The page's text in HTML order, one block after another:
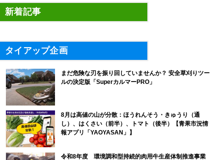
新着記事
タイアップ企画
まだ危険な刃を振り回していませんか？ 安全草刈りツー
ルの決定版「SuperカルマーPRO」
8月は高値の山が分散：ほうれんそう・きゅうり（通
し）、はくさい（前半）、トマト（後半）【青果市況情
報アプリ「YAOYASAN」】
令和8年度 環境調和型持続的肉用牛生産体制推進事業